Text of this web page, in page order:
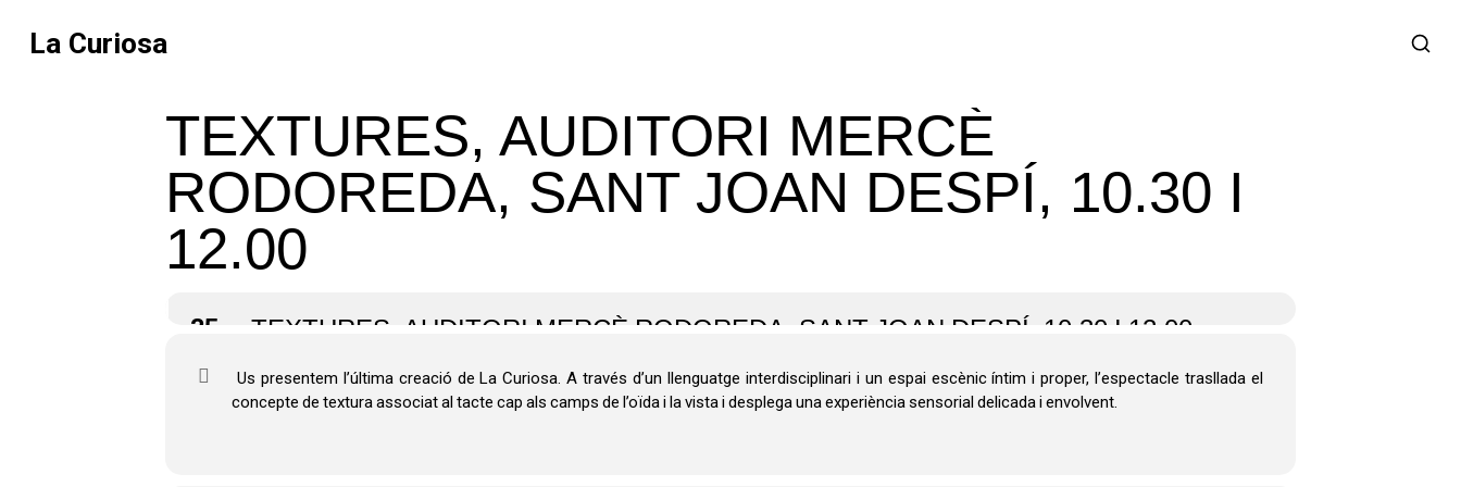
La Curiosa
TEXTURES, AUDITORI MERCÈ
RODOREDA, SANT JOAN DESPÍ, 10.30 I
12.00
25 TEXTURES, AUDITORI MERCÈ RODOREDA, SANT JOAN DESPÍ, 10.30 I 12.00
Us presentem l’última creació de La Curiosa. A través d’un llenguatge interdisciplinari i un espai escènic íntim i proper, l’espectacle trasllada el
concepte de textura associat al tacte cap als camps de l’oïda i la vista i desplega una experiència sensorial delicada i envolvent.